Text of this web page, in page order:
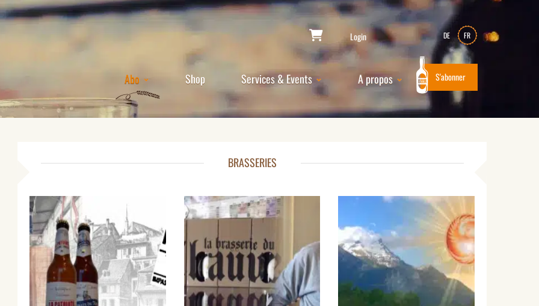
Login DE FR
Abo Shop Services & Events A propos S'abonner
BRASSERIES